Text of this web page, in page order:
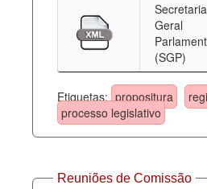
Secretaria
Geral
(SGP)
Etiquetas: propositura
processo legislativo
Reuniões de Comissão